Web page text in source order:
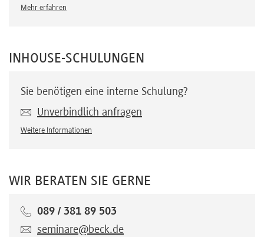
Mehr erfahren
INHOUSE-SCHULUNGEN
Sie benötigen eine interne Schulung?
Unverbindlich anfragen
Weitere Informationen
WIR BERATEN SIE GERNE
089 / 381 89 503
seminare@beck.de